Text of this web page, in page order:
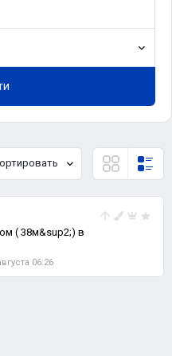
( 38м&sup2;) в
06:26